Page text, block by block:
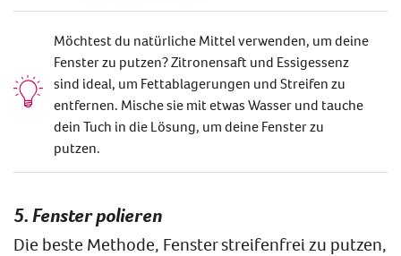
Möchtest du natürliche Mittel verwenden, um deine
Fenster zu putzen? Zitronensaft und Essigessenz
sind ideal, um Fettablagerungen und Streifen zu
entfernen. Mische sie mit etwas Wasser und tauche
dein Tuch in die Lösung, um deine Fenster zu
putzen.
5. Fenster polieren
Die beste Methode, Fenster streifenfrei zu putzen​,​